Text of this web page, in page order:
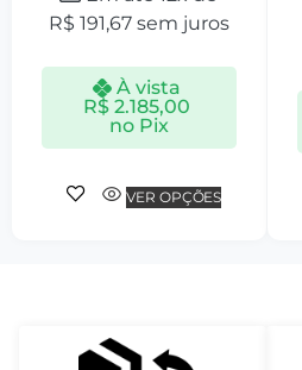
R$ 191,67sem juros
À vista
R$2.185,00
no Pix
VER OPÇÕES